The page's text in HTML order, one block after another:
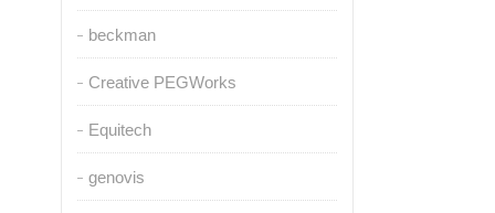
beckman
Creative PEGWorks
Equitech
genovis